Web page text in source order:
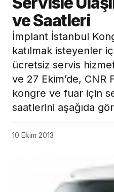
ve Saatleri
İmplant İstanbul
katılmak isteyenler
ücretsiz servis
ve 27 Ekim’de, CNR
kongre ve fuar için
saatlerini aşağıda
10 Ekim 2013